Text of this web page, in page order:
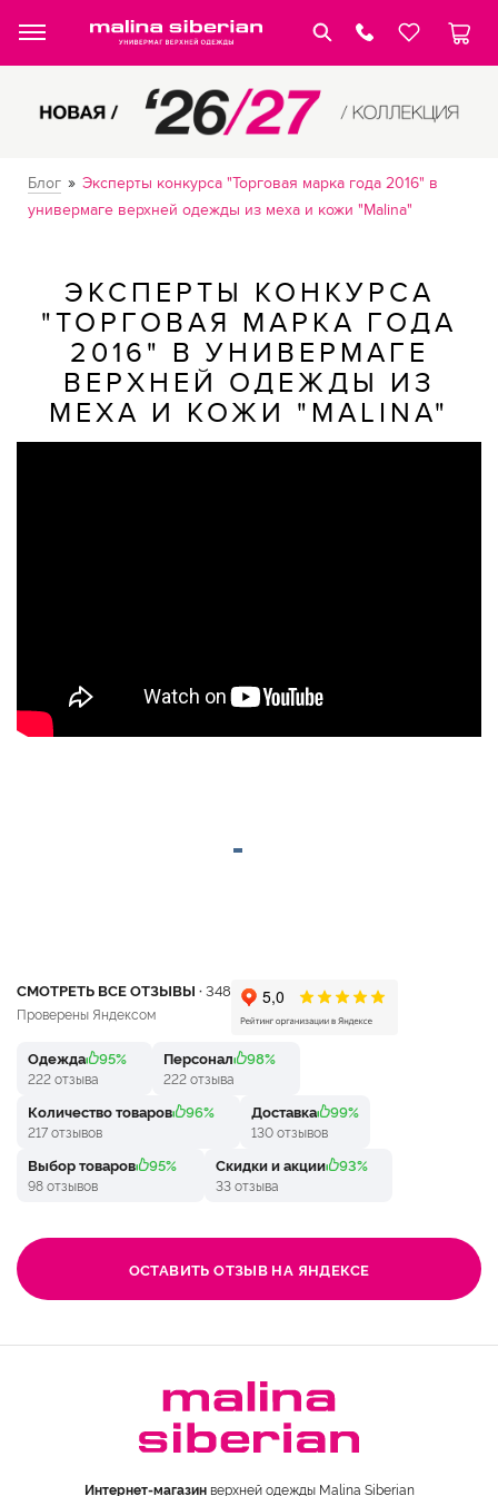
Блог » Эксперты конкурса "Торговая марка года 2016" в
универмаге верхней одежды из меха и кожи "Malina"
ЭКСПЕРТЫ КОНКУРСА
"ТОРГОВАЯ МАРКА ГОДА
2016" В УНИВЕРМАГЕ
ВЕРХНЕЙ ОДЕЖДЫ ИЗ
МЕХА И КОЖИ "MALINA"
СМОТРЕТЬ ВСЕ ОТЗЫВЫ ·348
Проверены Яндексом
Одежда 95%
222 отзыва
Персонал 98%
222 отзыва
Количество товаров 96%
217 отзывов
Доставка 99%
130 отзывов
Выбор товаров 95%
98 отзывов
Скидки и акции 93%
33 отзыва
ОСТАВИТЬ ОТЗЫВ НА ЯНДЕКСЕ
Интернет-магазинверхней одежды Malina Siberian